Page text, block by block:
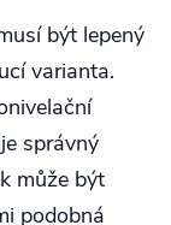
být lepený
varianta.
správný
může být
podobná